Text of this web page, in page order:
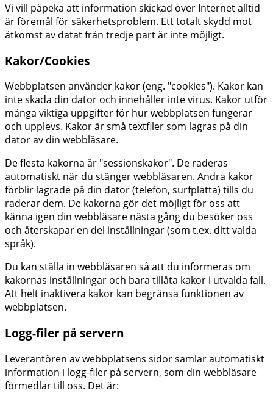
Vi vill påpeka att information skickad över Internet alltid
är föremål för säkerhetsproblem. Ett totalt skydd mot
åtkomst av datat från tredje part är inte möjligt.
Kakor/Cookies
Webbplatsen använder kakor (eng. "cookies"). Kakor kan
inte skada din dator och innehåller inte virus. Kakor utför
många viktiga uppgifter för hur webbplatsen fungerar
och upplevs. Kakor är små textfiler som lagras på din
dator av din webbläsare.
De flesta kakorna är "sessionskakor". De raderas
automatiskt när du stänger webbläsaren. Andra kakor
förblir lagrade på din dator (telefon, surfplatta) tills du
raderar dem. De kakorna gör det möjligt för oss att
känna igen din webbläsare nästa gång du besöker oss
och återskapar en del inställningar (som t.ex. ditt valda
språk).
Du kan ställa in webbläsaren så att du informeras om
kakornas inställningar och bara tillåta kakor i utvalda fall.
Att helt inaktivera kakor kan begränsa funktionen av
webbplatsen.
Logg-filer på servern
Leverantören av webbplatsens sidor samlar automatiskt
information i logg-filer på servern, som din webbläsare
förmedlar till oss. Det är: